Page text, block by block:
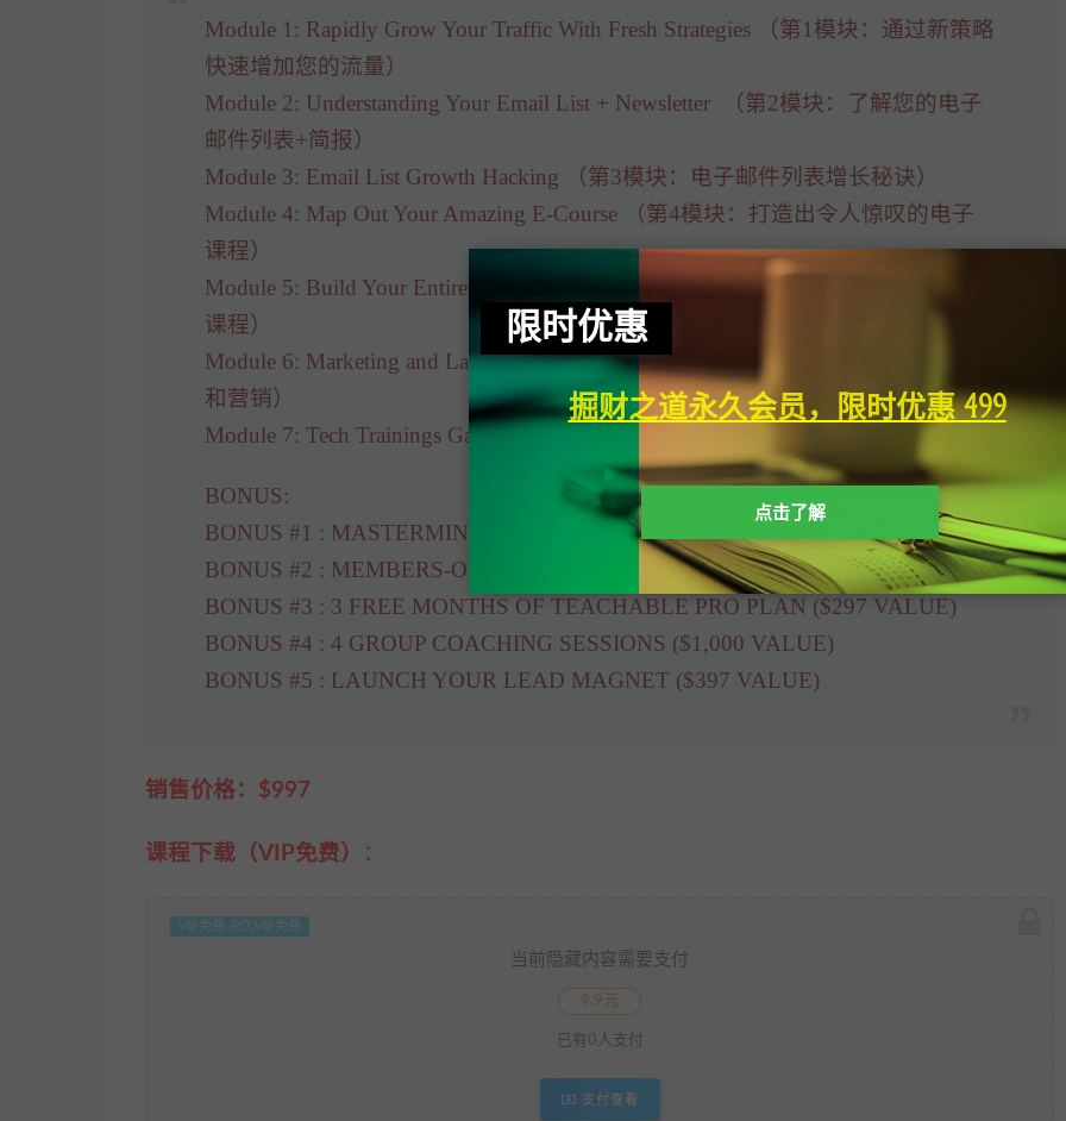
Module 1: Rapidly Grow Your Traffic With Fresh Strategies （第1模块：通过新策略
快速增加您的流量）
Module 2: Understanding Your Email List + Newsletter （第2模块：了解您的电子
邮件列表+简报）
Module 3: Email List Growth Hacking （第3模块：电子邮件列表增长秘诀）
Module 4: Map Out Your Amazing E-Course （第4模块：打造出令人惊叹的电子
课程）
Module 5: Build Your Entire Course from A to Z （第5模块：一步步教你打造整个
课程）
Module 6: Marketing and Launching Like a Boss （第6模块：像老板一样发售产品
和营销）
Module 7: Tech Trainings Galore （第7模块：像老板一样发售产品和营销）
BONUS:
BONUS #1 : MASTERMIND PARTNER ($297 VALUE)
BONUS #2 : MEMBERS-ONLY FACEBOOK COMMUNITY ($297 VALUE)
BONUS #3 : 3 FREE MONTHS OF TEACHABLE PRO PLAN ($297 VALUE)
BONUS #4 : 4 GROUP COACHING SESSIONS ($1,000 VALUE)
BONUS #5 : LAUNCH YOUR LEAD MAGNET ($397 VALUE)
销售价格：$997
课程下载（VIP免费） ：
VIP免费 永久VIP免费
当前隐藏内容需要支付
9.9元
已有 0 人支付
支付查看
限时优惠
掘财之道永久会员，限时优惠 499
点击了解